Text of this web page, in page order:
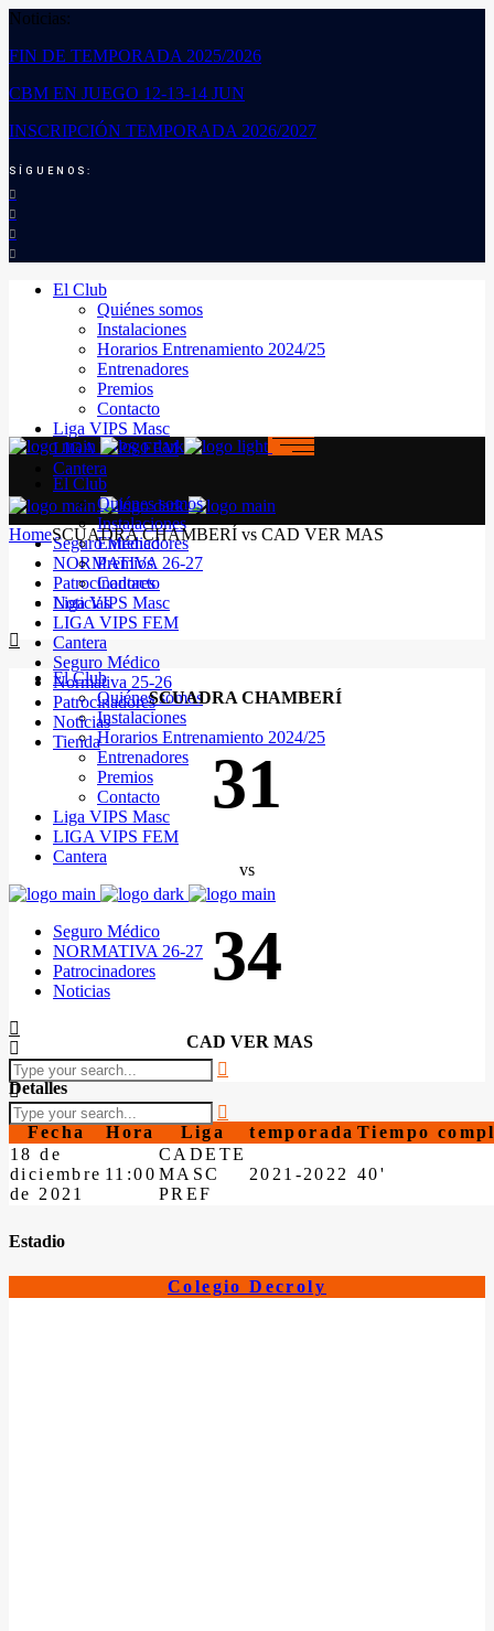
Noticias:
FIN DE TEMPORADA 2025/2026
CBM EN JUEGO 12-13-14 JUN
INSCRIPCIÓN TEMPORADA 2026/2027
SÍGUENOS:
El Club
Quiénes somos
Instalaciones
Horarios Entrenamiento 2024/25
Entrenadores
Premios
Contacto
Liga VIPS Masc
LIGA VIPS FEM
Cantera
Seguro Médico
NORMATIVA 26-27
Patrocinadores
Noticias
El Club
Quiénes somos
Instalaciones
Horarios Entrenamiento 2024/25
Entrenadores
Premios
Contacto
Liga VIPS Masc
LIGA VIPS FEM
Cantera
Seguro Médico
NORMATIVA 26-27
Patrocinadores
Noticias
El Club
Quiénes somos
Instalaciones
Entrenadores
Premios
Contacto
Liga VIPS Masc
LIGA VIPS FEM
Cantera
Seguro Médico
Normativa 25-26
Patrocinadores
Noticias
Tienda
HomeSCUADRA CHAMBERÍ vs CAD VER MAS
SCUADRA CHAMBERÍ
31
vs
34
CAD VER MAS
Detalles
Fecha Hora Liga temporada Tiempo
18 de
diciembre
de 2021
11:00
CADETE
MASC
PREF
2021-2022 40'
Estadio
Colegio Decroly